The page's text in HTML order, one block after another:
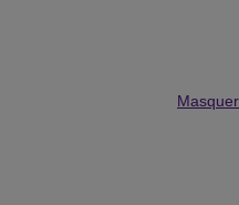
Masquer